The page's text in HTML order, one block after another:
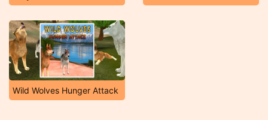
Wild Wolves Hunger Attack